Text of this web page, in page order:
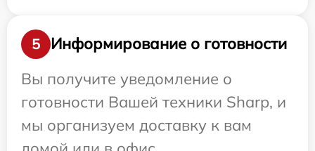
5
Информирование о готовности
Вы получите уведомление о
готовности Вашей техники Sharp, и
мы организуем доставку к вам